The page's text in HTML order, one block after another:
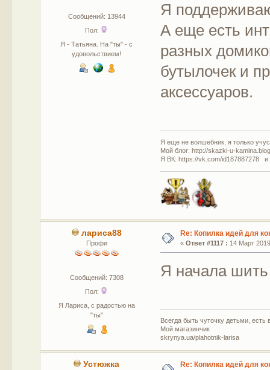
Сообщений: 13944
Пол:
Я - Татьяна. На "ты" - с
удовольствием!
Я
А еще есть
разных
бутылочек и
аксессуаров.
Я еще не волшебник, я только
Мой блог: http://skazki-u-
Я ВК: https://vk.com/id187887278 и
лариса88
Профи
Сообщений: 7308
Пол:
Я Лариса, с радостью на
"ты"
Re: Копилка идей для
« Ответ #1117 : 14 Март
Я начала шить
Всегда быть чуточку детьми,
Мой магазинчик
skrynya.ua/plahotnik-larisa
Устюжка Re: Копилка идей для